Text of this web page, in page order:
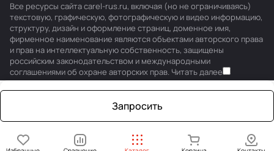
Запросить
Все ресурсы сайта carel-rus.ru, включая (но не ограничиваясь)
текстовую, графическую, фотографическую и видео информацию,
структуру, дизайн и оформление страниц, доменное имя,
фирменное наименование являются объектами авторского права
и прав на интеллектуальную собственность, защищены
российским законодательством и международными
соглашениями об охране авторских прав. Читать далее